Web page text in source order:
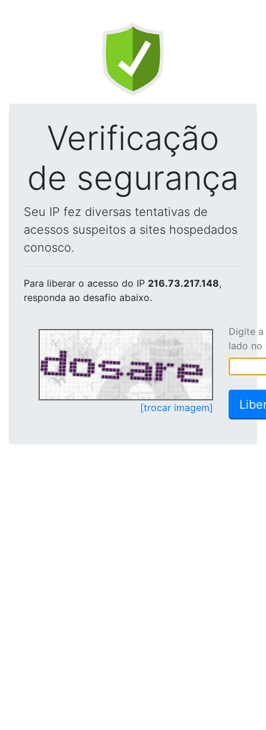
Verificação
de segurança
Seu IP fez diversas tentativas de
acessos suspeitos a sites hospedados
conosco.
Para liberar o acesso do IP 216.73.217.148,
responda ao desafio abaixo.
[trocar imagem]
Digite
lado no